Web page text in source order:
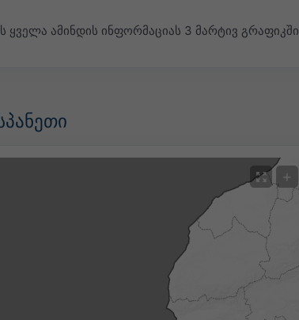
ყველა ამინდის ინფორმაციას 3 მარტივ გრაფიკში
+